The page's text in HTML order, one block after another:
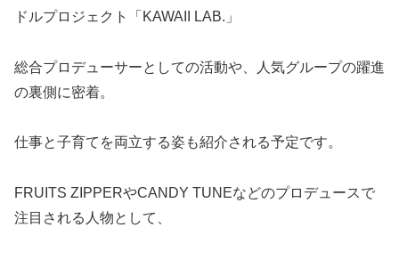
ドルプロジェクト「KAWAII LAB.」
総合プロデューサーとしての活動や、人気グループの躍進
の裏側に密着。
仕事と子育てを両立する姿も紹介される予定です。
FRUITS ZIPPERやCANDY TUNEなどのプロデュースで
注目される人物として、